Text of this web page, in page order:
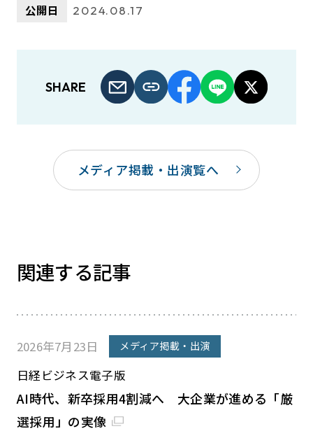
公開日 2024.08.17
SHARE
メディア掲載・出演覧へ
関連する記事
2026年7月23日 メディア掲載・出演
日経ビジネス電子版
AI時代、新卒採用4割減へ 大企業が進める「厳
選採用」の実像